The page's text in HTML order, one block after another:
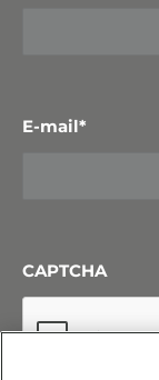
E-mail*
CAPTCHA